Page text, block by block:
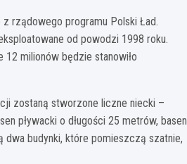
rządowego programu Polski Ład.
od powodzi 1998 roku.
milionów będzie stanowiło
zostaną stworzone liczne niecki –
pływacki o długości 25 metrów, basen
budynki, które pomieszczą szatnie,